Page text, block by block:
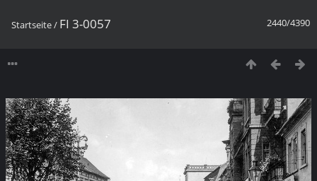
2440/4390
Startseite/ FI 3-0057